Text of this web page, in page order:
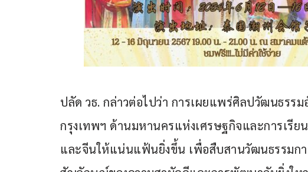
ปลัด วธ. กล่าวต่อไปว่า การเผยแพร่ศิลปวัฒนธร
กรุงเทพฯ ด้านมหานครแห่งเศรษฐกิจและการเรี
และจีนให้แน่นแฟ้นยิ่งขึ้น เพื่อสืบสานวัฒนธรรมกา